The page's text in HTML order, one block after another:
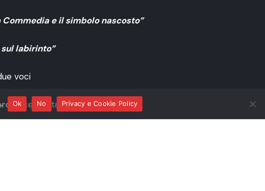
Commedia e il simbolo nascosto”
sul labirinto”
voci
voce recitante
Ok No Privacy e Cookie Policy